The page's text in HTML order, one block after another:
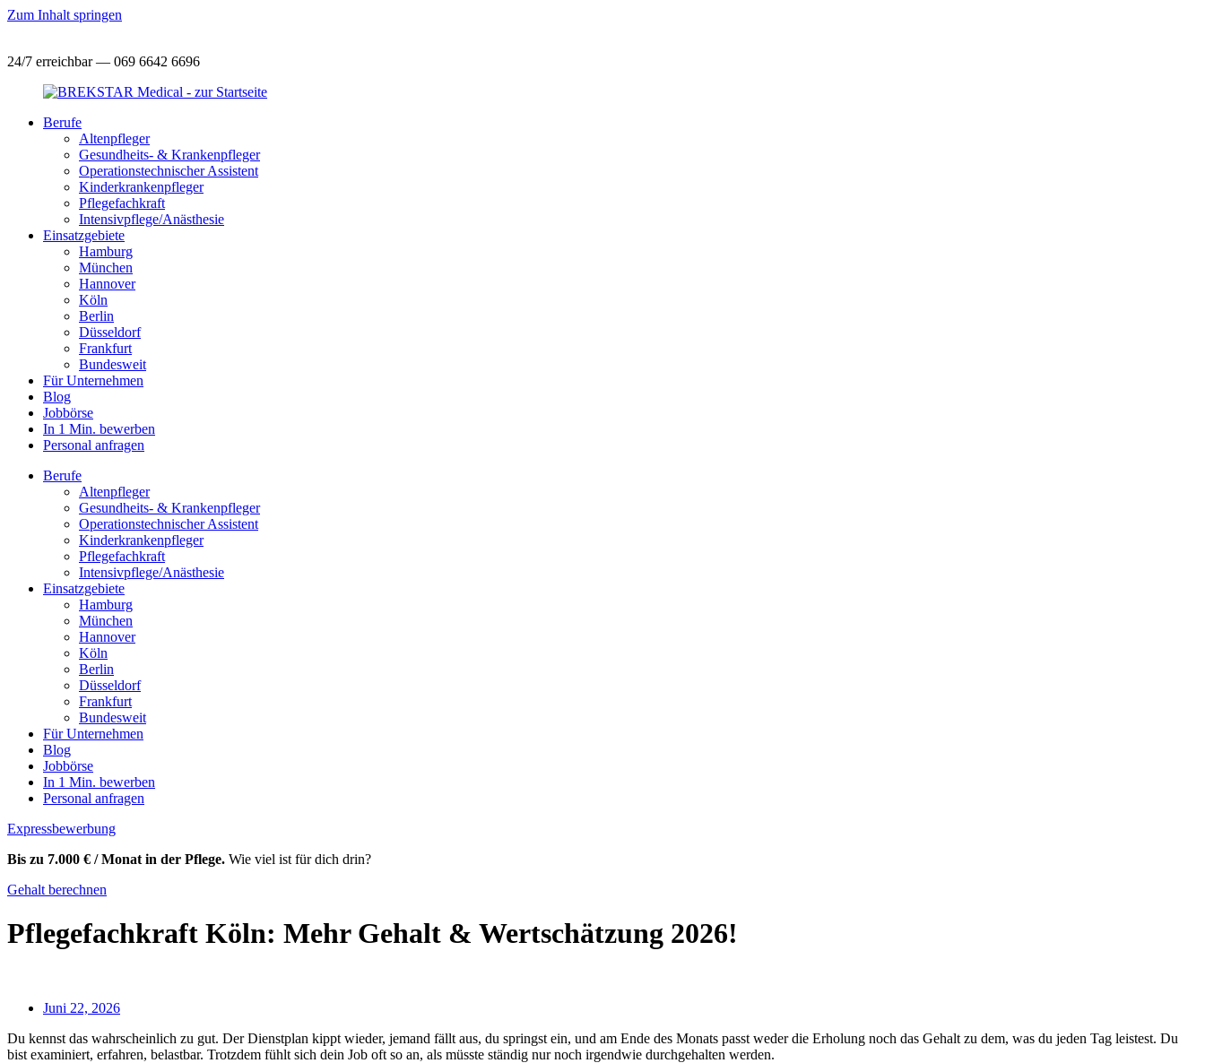
Zum Inhalt springen
24/7 erreichbar — 069 6642 6696
Berufe
Altenpfleger
Gesundheits- & Krankenpfleger
Operationstechnischer Assistent
Kinderkrankenpfleger
Pflegefachkraft
Intensivpflege/Anästhesie
Einsatzgebiete
Hamburg
München
Hannover
Köln
Berlin
Düsseldorf
Frankfurt
Bundesweit
Für Unternehmen
Blog
Jobbörse
In 1 Min. bewerben
Personal anfragen
Berufe
Altenpfleger
Gesundheits- & Krankenpfleger
Operationstechnischer Assistent
Kinderkrankenpfleger
Pflegefachkraft
Intensivpflege/Anästhesie
Einsatzgebiete
Hamburg
München
Hannover
Köln
Berlin
Düsseldorf
Frankfurt
Bundesweit
Für Unternehmen
Blog
Jobbörse
In 1 Min. bewerben
Personal anfragen
Expressbewerbung
Bis zu 7.000 € / Monat in der Pflege. Wie viel ist für dich drin?
Gehalt berechnen
Pflegefachkraft Köln: Mehr Gehalt & Wertschätzung 2026!
Juni 22, 2026
Du kennst das wahrscheinlich zu gut. Der Dienstplan kippt wieder, jemand fällt aus, du springst ein, und am Ende des Monats passt weder die Erholung noch das Gehalt zu dem, was du jeden Tag leistest. Du
bist examiniert, erfahren, belastbar. Trotzdem fühlt sich dein Job oft so an, als müsste ständig nur noch irgendwie durchgehalten werden.